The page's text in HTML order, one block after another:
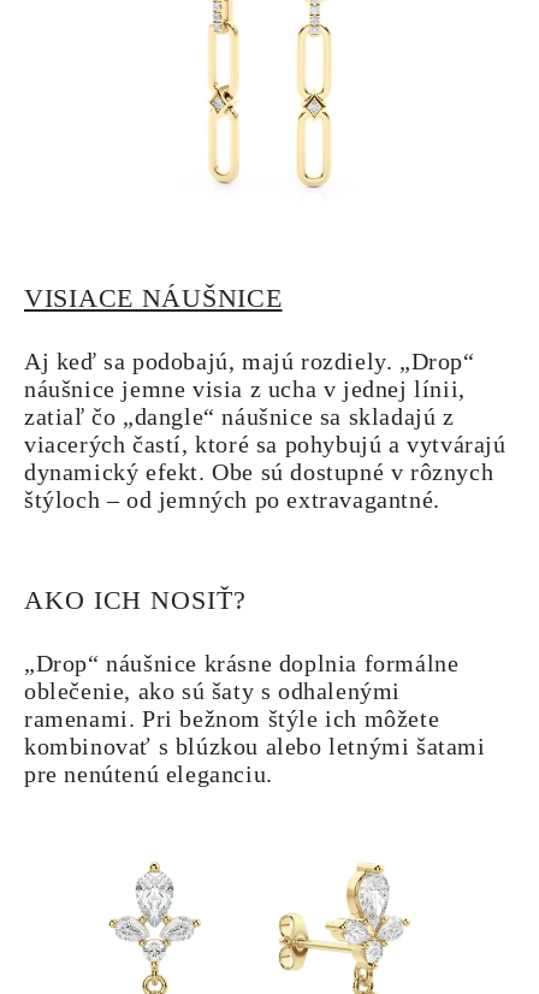
VISIACE NÁUŠNICE
Aj keď sa podobajú, majú rozdiely. „Drop“
náušnice jemne visia z ucha v jednej línii,
zatiaľ čo „dangle“ náušnice sa skladajú z
viacerých častí, ktoré sa pohybujú a vytvárajú
dynamický efekt. Obe sú dostupné v rôznych
štýloch – od jemných po extravagantné.
AKO ICH NOSIŤ?
„Drop“ náušnice krásne doplnia formálne
oblečenie, ako sú šaty s odhalenými
ramenami. Pri bežnom štýle ich môžete
kombinovať s blúzkou alebo letnými šatami
pre nenútenú eleganciu.